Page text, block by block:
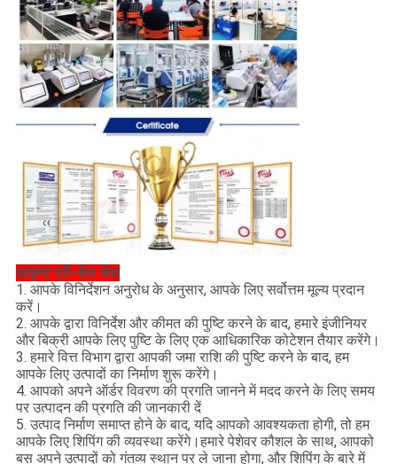
उत्कृष्ट प्री-सेल सेवा
1. आपके विनिर्देशन अनुरोध के अनुसार, आपके लिए सर्वोत्तम मूल्य प्रदान
करें।
2. आपके द्वारा विनिर्देश और कीमत की पुष्टि करने के बाद, हमारे इंजीनियर
और बिक्री आपके लिए पुष्टि के लिए एक आधिकारिक कोटेशन तैयार करेंगे।
3. हमारे वित्त विभाग द्वारा आपकी जमा राशि की पुष्टि करने के बाद, हम
आपके लिए उत्पादों का निर्माण शुरू करेंगे।
4. आपको अपने ऑर्डर विवरण की प्रगति जानने में मदद करने के लिए समय
पर उत्पादन की प्रगति की जानकारी दें
5. उत्पाद निर्माण समाप्त होने के बाद, यदि आपको आवश्यकता होगी, तो हम
आपके लिए शिपिंग की व्यवस्था करेंगे।हमारे पेशेवर कौशल के साथ, आपको
बस अपने उत्पादों को गंतव्य स्थान पर ले जाना होगा, और शिपिंग के बारे में